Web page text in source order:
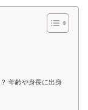
年齢や身長に出身